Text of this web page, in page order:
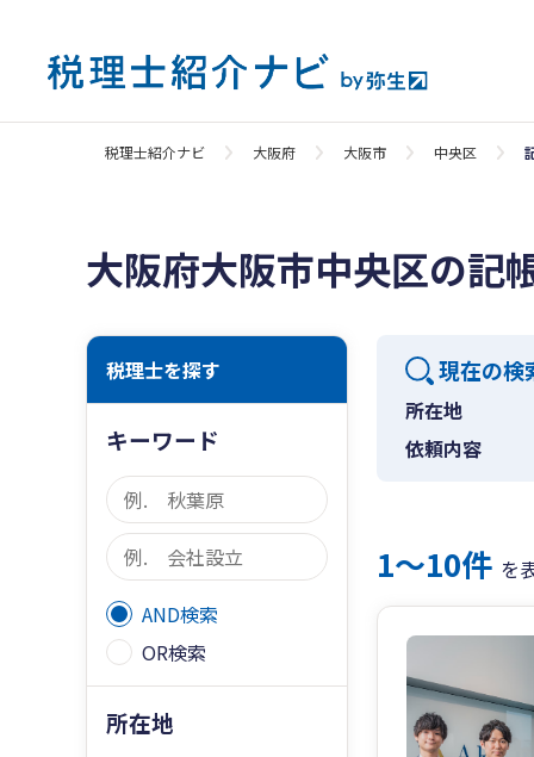
税理士紹介ナビ 大阪府 大阪市 中央区
大阪府大阪市中央区の記
税理士を探す
キーワード
AND検索
OR検索
所在地
現在の検
所在地
依頼内容
1〜10件 を